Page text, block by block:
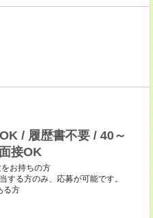
/ 履歴書不要 / 40～
接OK
お持ちの方
する方のみ、応募が可能です。
る方